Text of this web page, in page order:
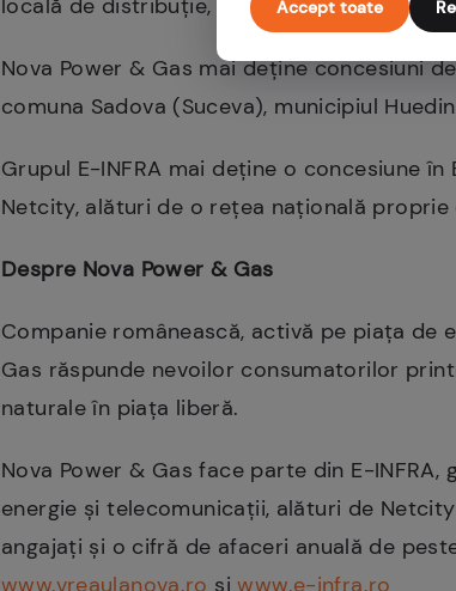
locală de distribuție, a fost de 6 milioane
Nova Power & Gas mai deține concesiuni
comuna Sadova (Suceva), municipiul
Grupul E-INFRA mai deține o concesiune
Netcity, alături de o rețea națională
Despre Nova Power & Gas
Companie românească, activă pe piața de
Gas răspunde nevoilor consumatorilor
naturale în piața liberă.
Nova Power & Gas face parte din E-
energie și telecomunicații, alături de
angajați și o cifră de afaceri anuală de
www.vreaulanova.ro șiwww.e-infra.ro
Accept toate